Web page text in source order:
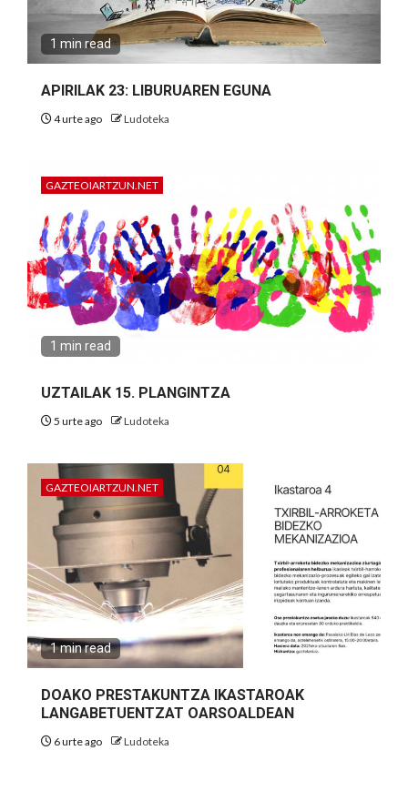
1 min read
APIRILAK 23: LIBURUAREN EGUNA
4 urte ago Ludoteka
GAZTEOIARTZUN.NET
1 min read
UZTAILAK 15. PLANGINTZA
5 urte ago Ludoteka
GAZTEOIARTZUN.NET
1 min read
DOAKO PRESTAKUNTZA IKASTAROAK
LANGABETUENTZAT OARSOALDEAN
6 urte ago Ludoteka